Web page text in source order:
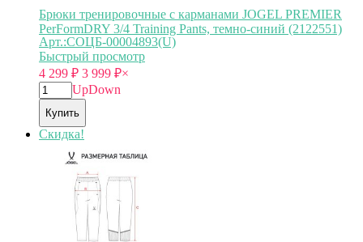
Брюки тренировочные с карманами JOGEL PREMIER
PerFormDRY 3/4 Training Pants, темно-синий (2122551)
Арт.:СОЦБ-00004893(U)
Быстрый просмотр
4 299 ₽ 3 999 ₽×
UpDown
Купить
Скидка!